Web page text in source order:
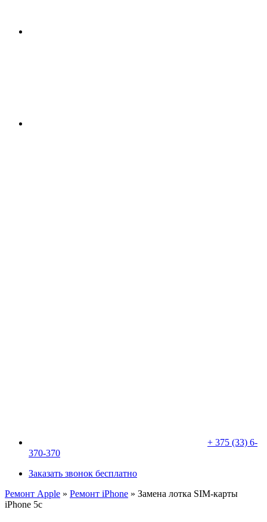
+ 375 (33) 6-
370-370
Заказать звонок бесплатно
Ремонт Apple » Ремонт iPhone » Замена лотка SIM-карты
iPhone 5c